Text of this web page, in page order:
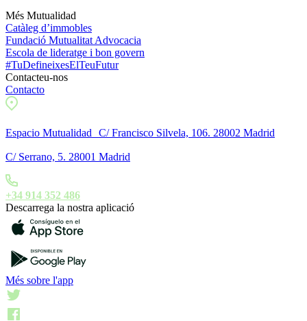
Més Mutualidad
Catàleg d’immobles
Fundació Mutualitat Advocacia
Escola de lideratge i bon govern
#TuDefineixesElTeuFutur
Contacteu-nos
Contacto
Espacio Mutualidad C/ Francisco Silvela, 106. 28002 Madrid
C/ Serrano, 5. 28001 Madrid
+34 914 352 486
Descarrega la nostra aplicació
Més sobre l'app